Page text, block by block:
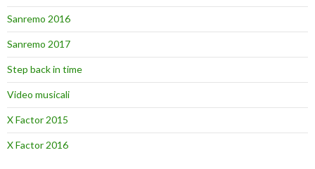
Sanremo 2016
Sanremo 2017
Step back in time
Video musicali
X Factor 2015
X Factor 2016